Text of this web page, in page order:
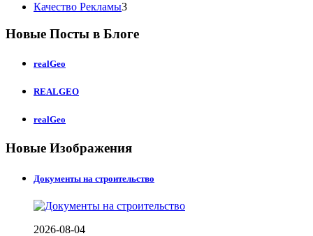
Качество Рекламы3
Новые Посты в Блоге
realGeo
REALGEO
realGeo
Новые Изображения
Документы на строительство
2026-08-04